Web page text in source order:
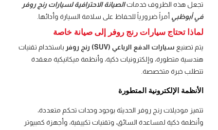
تجعل هذه الظروف خدماتالصيانة الاحترافية لسيارات رنج روفر
في أبوظبي أمراً ضرورياً للحفاظ على سلامة السيارة وأدائها.
لماذا تحتاج سيارات رنج روفر إلى صيانة خاصة
يتم تصنيع سيارات الدفع الرباعي (SUV) رنج روفر
باستخدام تقنيات
هندسية متطورة، وإلكترونيات ذكية، وأنظمة ميكانيكية معقدة
تتطلب خبرة متخصصة.
الأنظمة الإلكترونية المتطورة
تتميز موديلات رنج روفر الحديثة بوجود وحدات تحكم متعددة،
وأنظمة ذكية لمساعدة السائق، وتقنيات تكييفية، وأجهزة كمبيوتر